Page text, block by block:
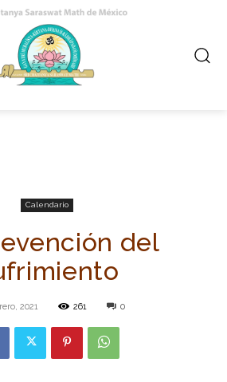
Calendario
del
2021 261 0